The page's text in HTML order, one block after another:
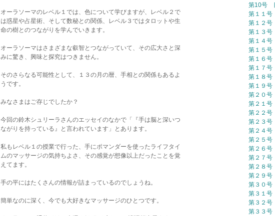
オーラソーマのレベル１では、色について学びますが、レベル２で
は惑星や占星術、そして数秘との関係、レベル３ではタロットや生
命の樹とのつながりを学んでいきます。
オーラソーマはさまざまな叡智とつながっていて、その広大さと深
みに驚き、興味と探究はつきません。
そのさらなる可能性として、１３の月の暦、手相との関係もあるよ
うです。
みなさまはご存じでしたか？
今回の鈴木シュリーラさんのエッセイのなかで「『手は脳と深いつ
ながりを持っている』と言われています」とあります。
私もレベル１の授業で行った、手にポマンダーを使ったライフタイ
ムのマッサージの気持ちよさ、その感覚が想像以上だったことを覚
えてます。
手の平にはたくさんの情報が詰まっているのでしょうね。
簡単なのに深く、今でも大好きなマッサージのひとつです。
第10号
第１１
第１２
第１３
第１４
第１５
第１６
第１７号
第１８号
第１９
第２０
第２１
第２２
第２３号
第２４号
第２５
第２６号
第２７
第２８号
第２９号
第３０号
第３１
第３２
第３３